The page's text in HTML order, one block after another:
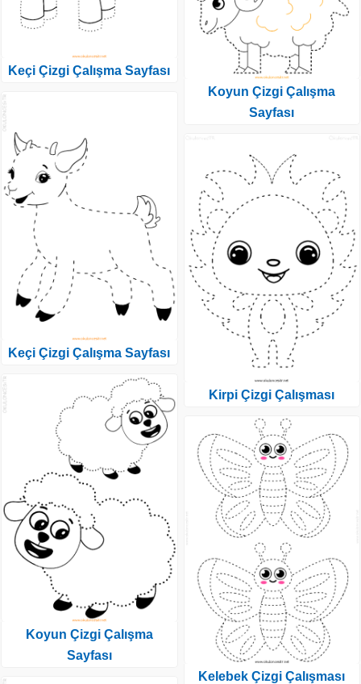
Keçi Çizgi Çalışma Sayfası
Keçi Çizgi Çalışma Sayfası
Koyun Çizgi Çalışma
Sayfası
Koyun Çizgi Çalışma
Sayfası
Kirpi Çizgi Çalışması
Kelebek Çizgi Çalışması